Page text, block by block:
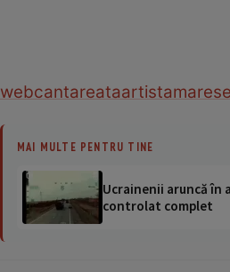
webcantareataartistamare
MAI MULTE PENTRU TINE
Ucrainenii aruncă în
controlat complet